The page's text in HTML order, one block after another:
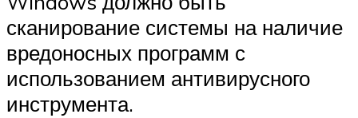
сканирование системы на наличие
вредоносных программ с
использованием антивирусного
инструмента.